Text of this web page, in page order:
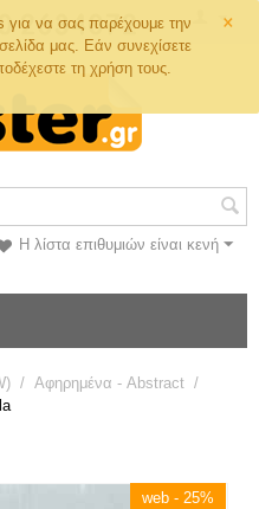
×
για να σας παρέχουμε την
μας. Εάν συνεχίσετε
τη χρήση τους.
Η λίστα επιθυμιών είναι κενή
/ Αφηρημένα - Abstract /
web - 25%